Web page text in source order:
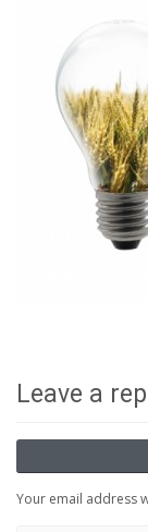
Leave a
Your email address